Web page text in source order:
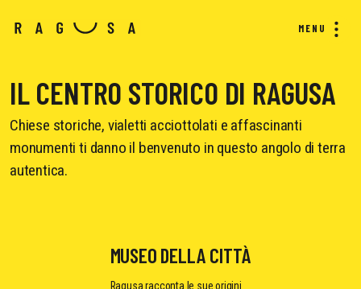
MENU
IL CENTRO STORICO DI RAGUSA
Chiese storiche, vialetti acciottolati e affascinanti
monumenti ti danno il benvenuto in questo angolo di terra
autentica.
MUSEO DELLA CITTÀ
Ragusa racconta le sue origini